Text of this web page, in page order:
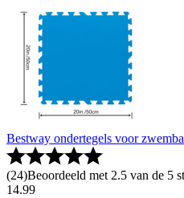
Bestway ondertegels voor
(24)Beoordeeld met 2.5 van de 5
14.99